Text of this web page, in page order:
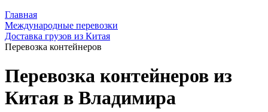
Главная
Международные перевозки
Доставка грузов из Китая
Перевозка контейнеров
Перевозка контейнеров из
Китая в Владимира